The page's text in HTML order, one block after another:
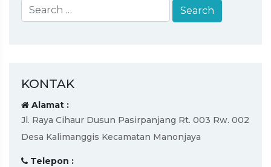
KONTAK
Alamat :
Jl. Raya Cihaur Dusun Pasirpanjang Rt. 003 Rw. 002
Desa Kalimanggis Kecamatan Manonjaya
Telepon :